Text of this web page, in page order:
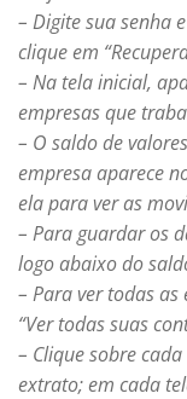
– Digite sua senha
clique em
– Na tela inicial,
empresas que
– O saldo de
empresa aparece
ela para ver as
– Para guardar os
logo abaixo do
– Para ver todas
“Ver todas suas
– Clique sobre
extrato; em cada